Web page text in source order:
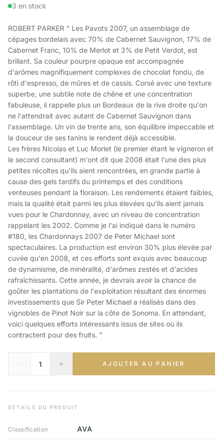
3 en stock
ROBERT PARKER " Les Pavots 2007, un assemblage de
cépages bordelais avec 70% de Cabernet Sauvignon, 17% de
Cabernet Franc, 10% de Merlot et 3% de Petit Verdot, est
brillant. Sa couleur pourpre opaque est accompagnée
d'arômes magnifiquement complexes de chocolat fondu, de
rôti d'espresso, de mûres et de cassis. Corsé avec une texture
superbe, une subtile note de chêne et une concentration
fabuleuse, il rappelle plus un Bordeaux de la rive droite qu'on
ne l'attendrait avec autant de Cabernet Sauvignon dans
l'assemblage. Un vin de trente ans, son équilibre impeccable et
la douceur de ses tanins le rendent déjà accessible.
Les frères Nicolas et Luc Morlet (le premier étant le vigneron et
le second consultant) m'ont dit que 2008 était l'une des plus
petites récoltes qu'ils aient rencontrées, en grande partie à
cause des gels tardifs du printemps et des conditions
venteuses pendant la floraison. Les rendements étaient faibles,
mais la qualité était parmi les plus élevées qu'ils aient jamais
vues pour le Chardonnay, avec un niveau de concentration
rappelant les 2002. Comme je l'ai indiqué dans le numéro
#180, les Chardonnays 2007 de Peter Michael sont
spectaculaires. La production est environ 30% plus élevée par
cuvée qu'en 2008, et ces efforts sont exquis avec beaucoup
de dynamisme, de minéralité, d'arômes zestés et d'acides
rafraîchissants. Cette année, je devrais avoir la chance de
goûter les plantations de l'exploitation résultant des énormes
investissements que Sir Peter Michael a réalisés dans des
vignobles de Pinot Noir sur la côte de Sonoma. En attendant,
voici quelques efforts intéressants issus de sites où ils
contractent pour des fruits. "
AJOUTER AU PANIER
DÉTAILS DU PRODUIT
Classification AVA